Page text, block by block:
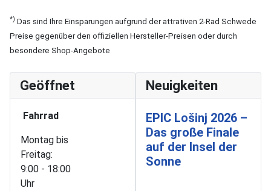
*) Das sind Ihre Einsparungen aufgrund der attrativen 2-Rad Schwede
Preise gegenüber den offiziellen Hersteller-Preisen oder durch
besondere Shop-Angebote
Geöffnet
Fahrrad
Montag bis
Freitag:
9:00 - 18:00
Uhr
Neuigkeiten
EPIC Lošinj 2026 –
Das große Finale
auf der Insel der
Sonne